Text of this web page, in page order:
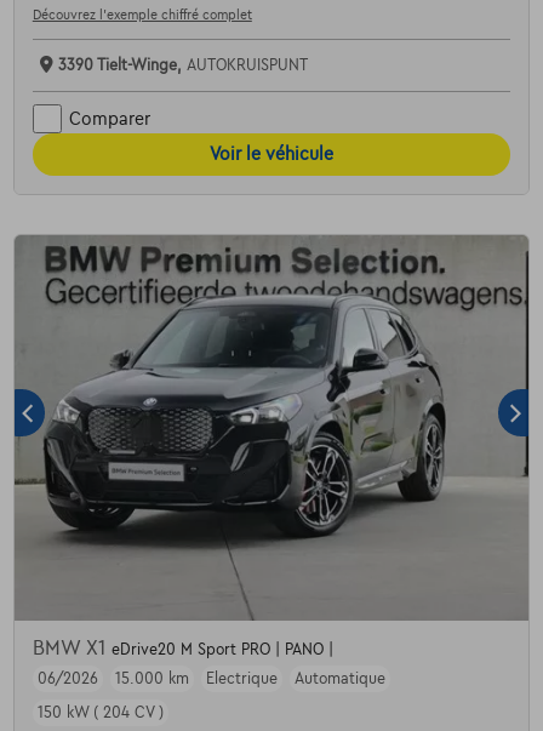
Découvrez l’exemple chiffré complet
3390 Tielt-Winge, AUTOKRUISPUNT
Comparer
Voir le véhicule
BMW X1 eDrive20 M Sport PRO | PANO |
06/2026
15.000 km Electrique
Automatique
150 kW ( 204 CV )